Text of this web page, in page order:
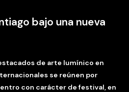
bajo una nueva
de arte lumínico en
se reúnen por
con carácter de festival, en